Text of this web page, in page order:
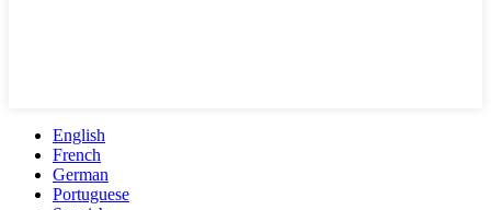
English
French
German
Portuguese